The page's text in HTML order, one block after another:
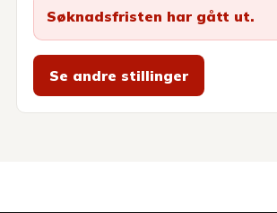
Søknadsfristen har gått ut.
Se andre stillinger